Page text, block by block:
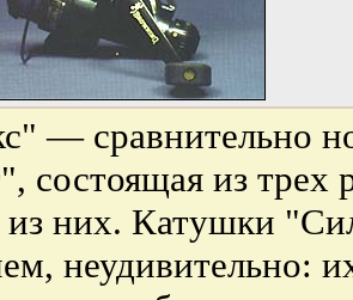
— сравнительно
состоящая из
из них. Катушки
неудивительно: